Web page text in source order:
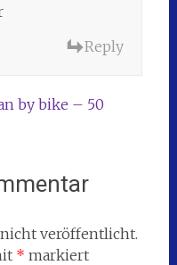
Reply
by bike – 50
veröffentlicht.
* markiert